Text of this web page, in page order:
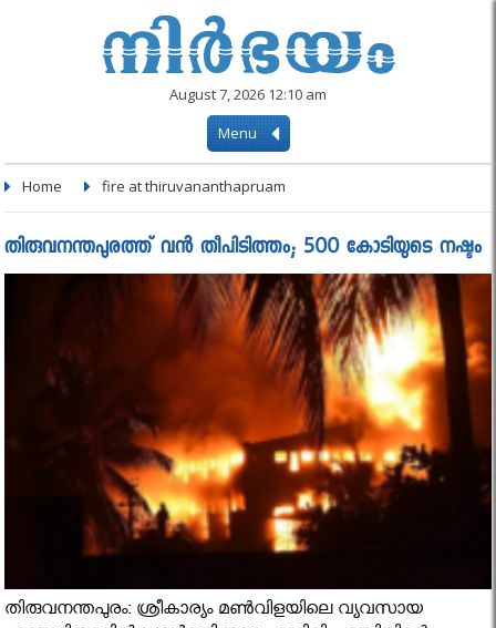
August 7, 2026 12:10 am
Menu
Home fire at thiruvananthapruam
തിരുവനന്തപുരത്ത് വൻ തീപിടിത്തം; 500 കോടിയുടെ നഷ്ടം
തിരുവനന്തപുരം: ശ്രീകാര്യം മൺവിളയിലെ വ്യവസായ